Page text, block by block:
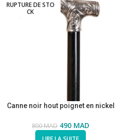
RUPTURE DE STO
CK
Canne noir hout poignet en nickel
800MAD 490 MAD